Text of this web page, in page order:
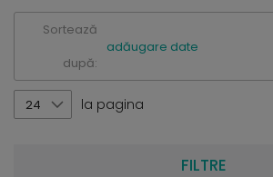
Sortează
după:
adăugare date
24 la pagina
FILTRE